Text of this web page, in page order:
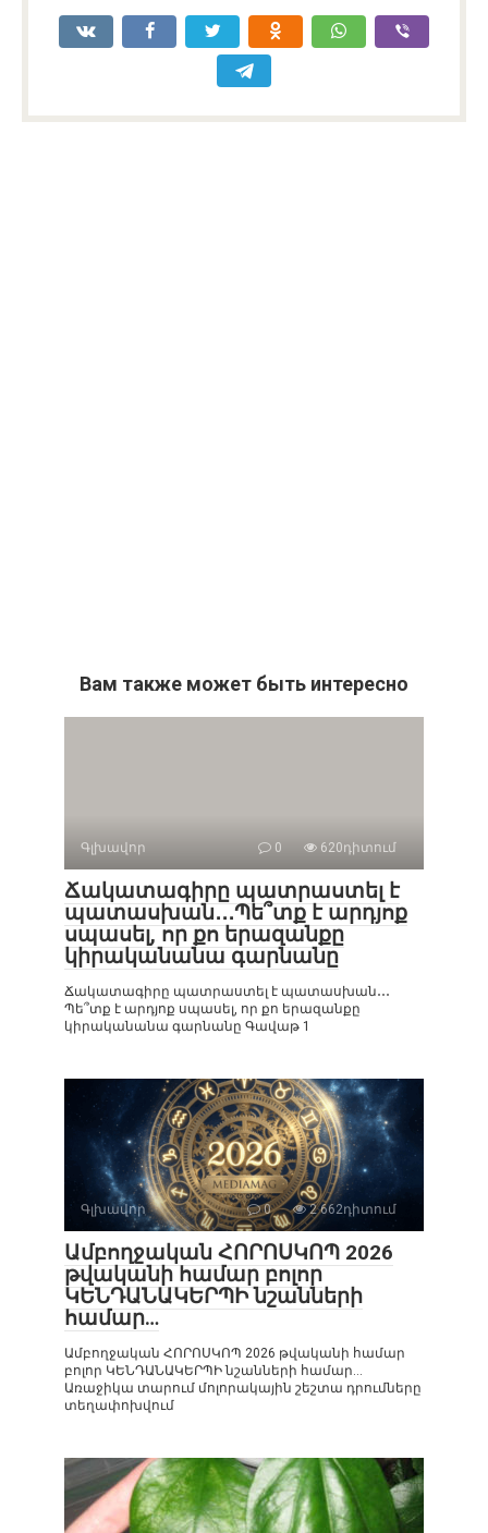
Вам также может быть интересно
Գլխավոր 0 620դիտում
Ճակատագիրը պատրաստել է
պատասխան․․․Պե՞տք է արդյոք
սպասել, որ քո երազանքը
կիրականանա գարնանը
Ճակատագիրը պատրաստել է պատասխան․․․
Պե՞տք է արդյոք սպասել, որ քո երազանքը
կիրականանա գարնանը Գավաթ 1
Գլխավոր 0 2 662դիտում
Ամբողջական ՀՈՐՈՍԿՈՊ 2026
թվականի համար բոլոր
ԿԵՆԴԱՆԱԿԵՐՊԻ նշանների
համար…
Ամբողջական ՀՈՐՈՍԿՈՊ 2026 թվականի համար
բոլոր ԿԵՆԴԱՆԱԿԵՐՊԻ նշանների համար…
Առաջիկա տարում մոլորակային շեշտա դրումները
տեղափոխվում